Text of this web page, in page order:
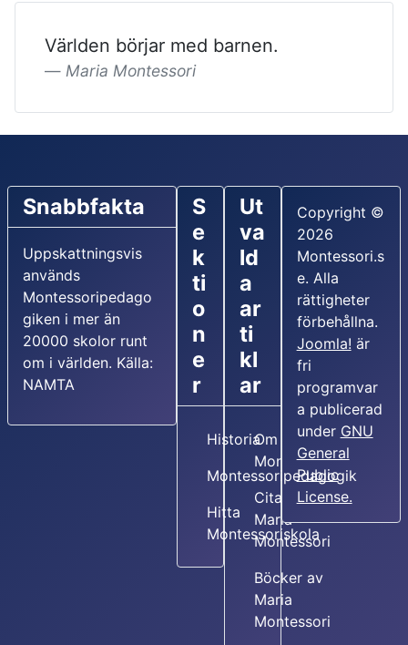
Världen börjar med barnen.
Maria Montessori
Snabbfakta
Uppskattningsvis
används
Montessoripedago
giken i mer än
20000 skolor runt
om i världen. Källa:
NAMTA
S
e
k
ti
o
n
e
r
Historia
Montessoripedagogik
Hitta
Montessoriskola
Ut
va
ld
a
ar
ti
kl
ar
Om Maria
Montessori
Citat av
Maria
Montessori
Böcker av
Maria
Montessori
Copyright ©
2026
Montessori.s
e. Alla
rättigheter
förbehållna.
Joomla! är
fri
programvar
a publicerad
under GNU
General
Public
License.